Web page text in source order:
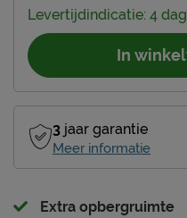
Levertijdindicatie: 4
In
3 jaar garantie
Meer informatie
Extra opbergruimte